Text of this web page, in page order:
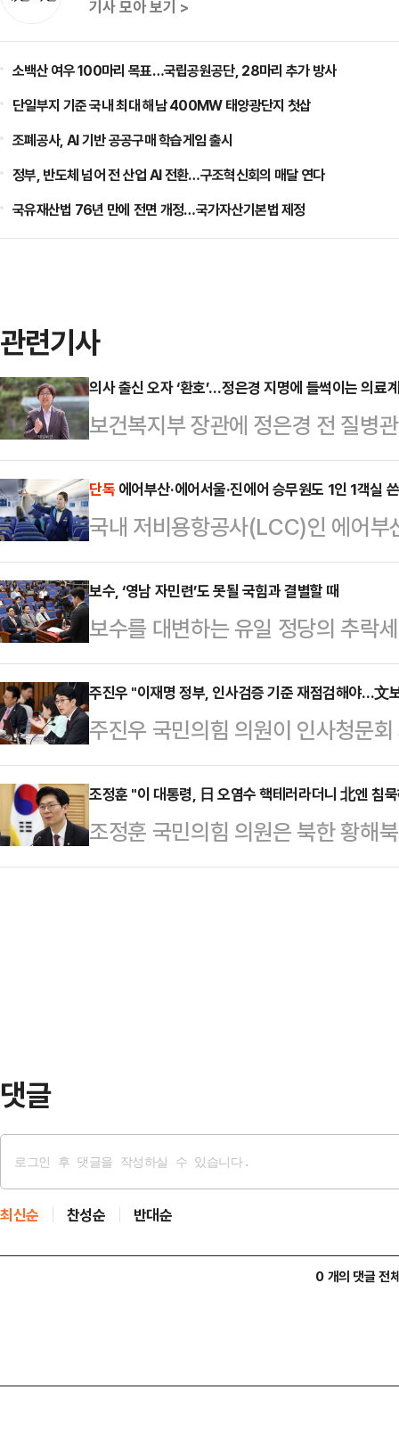
기사 모아 보기 >
소백산 여우 100마리 목표…국립공원공단, 28마리 추가 방사
단일부지 기준 국내 최대 해남 400MW 태양광단지 첫삽
조폐공사, AI 기반 공공구매 학습게임 출시
정부, 반도체 넘어 전 산업 AI 전환…구조혁신회의 매달 연다
국유재산법 76년 만에 전면 개정…국가자산기본법 제정
관련기사
의사 출신 오자 ‘환호’…정은경 지명에 들썩이는 의료
보건복지부 장관에 정은경 전 질병
했다. 한동안 침제됐던 분위기와 달
게 환영의 뜻을 밝히며 기류가 달라
계기로 정부와 관계 회복이 본격화
강조한 정 후보자의 메시지와 의료
갈등 장기화로 멈춰 선 의료개혁 논
사협회(의협)는 전날 입장문을 내
생명과 안전을 지키기 …
단독 에어부산·에어서울·진에어 승무원도 1인 1객실
국내 저비용항공사(LCC)인 에어부
인 1실 숙소를 제공하기 시작한 것
무원의 복지가 점차 확대될 것으로
부산과 에어서울, 진에어는 지난주
공하는 복지 정책을 시행했다. 이는
권위원회 민원 제기가 직접적인 계
에서 3번째 객실 승무원 노조이자
(객실) 승무원 노조는…
보수, ‘영남 자민련’도 못될 국힘과 결별할 때
보수를 대변하는 유일 정당의 추락
고 있는 자멸이다. 해답은 나와 있
보내고 있다. 가만히 있으면 이재명
것이라고 믿고 있다.천만에다. 이
대감들과 수도권의 일부 서울대 출
후 모두) 꼬락서니를 보면 이재명
그들을 다시 지지해 줄 국민들이 많
파죽지세다. 아…
주진우 "이재명 정부, 인사검증 기준 재점검해야…文
주진우 국민의힘 의원이 인사청문
제기된 의혹들을 거론하며 "이재명
했던 문재인 정부보다 후퇴했다"고
공개하고 재점검해야 한다고 강조
에 글을 올려 "인사 검증 기준을 공
조정훈 "이 대통령, 日 오염수 핵테러라더니 北엔 침
조정훈 국민의힘 의원은 북한 황해
지 않은 방사성 폐수가 서해로 흘러
댓글
최신순 찬성순 반대순
0 개의 댓글 전